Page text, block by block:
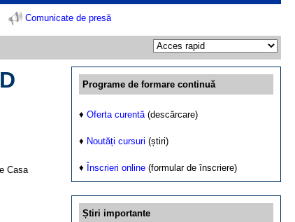
Comunicate de presă
Programe de formare continuă
♦ Oferta curentă(descărcare)
♦ Noutăți cursuri (știri)
♦ Înscrieri online (formular de înscriere)
Știri importante
Casa